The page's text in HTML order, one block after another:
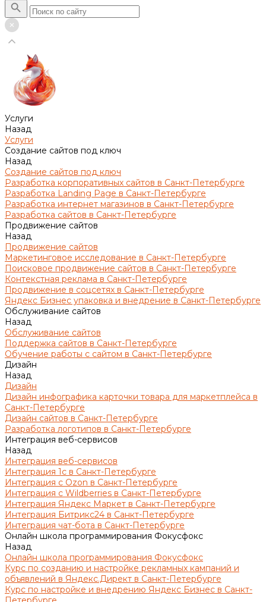
Услуги
Назад
Услуги
Создание сайтов под ключ
Назад
Создание сайтов под ключ
Разработка корпоративных сайтов в Санкт-Петербурге
Разработка Landing Page в Санкт-Петербурге
Разработка интернет магазинов в Санкт-Петербурге
Разработка сайтов в Санкт-Петербурге
Продвижение сайтов
Назад
Продвижение сайтов
Маркетинговое исследование в Санкт-Петербурге
Поисковое продвижение сайтов в Санкт-Петербурге
Контекстная реклама в Санкт-Петербурге
Продвижение в соцсетях в Санкт-Петербурге
Яндекс Бизнес упаковка и внедрение в Санкт-Петербурге
Обслуживание сайтов
Назад
Обслуживание сайтов
Поддержка сайтов в Санкт-Петербурге
Обучение работы с сайтом в Санкт-Петербурге
Дизайн
Назад
Дизайн
Дизайн инфографика карточки товара для маркетплейса в
Санкт-Петербурге
Дизайн сайтов в Санкт-Петербурге
Разработка логотипов в Санкт-Петербурге
Интеграция веб-сервисов
Назад
Интеграция веб-сервисов
Интеграция 1с в Санкт-Петербурге
Интеграция с Ozon в Санкт-Петербурге
Интеграция с Wildberries в Санкт-Петербурге
Интеграция Яндекс Маркет в Санкт-Петербурге
Интеграция Битрикс24 в Санкт-Петербурге
Интеграция чат-бота в Санкт-Петербурге
Онлайн школа программирования Фокусфокс
Назад
Онлайн школа программирования Фокусфокс
Курс по созданию и настройке рекламных кампаний и
объявлений в Яндекс.Директ в Санкт-Петербурге
Курс по настройке и внедрению Яндекс Бизнес в Санкт-